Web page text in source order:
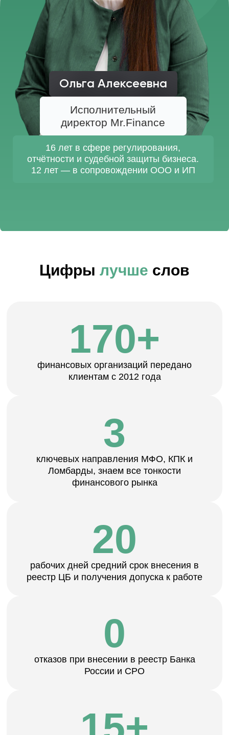
финансовых организаций передано
клиентам с 2012 года
3
ключевых направления МФО, КПК и
Ломбарды, знаем все тонкости
20
рабочих дней средний срок внесения в
реестр ЦБ и получения допуска к работе
15+
Когда к нам обращаются
отрабатываем запросы и доводим до
внесения в реестр Банка России.
Подробнее
Продажа готовых
финансовых организаций
Передаём готовые МФО, МКК, КПК и